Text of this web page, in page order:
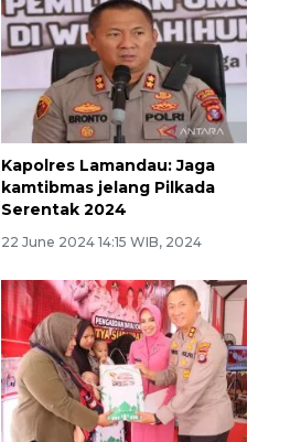
Kapolres Lamandau: Jaga
kamtibmas jelang Pilkada
Serentak 2024
22 June 2024 14:15 WIB, 2024